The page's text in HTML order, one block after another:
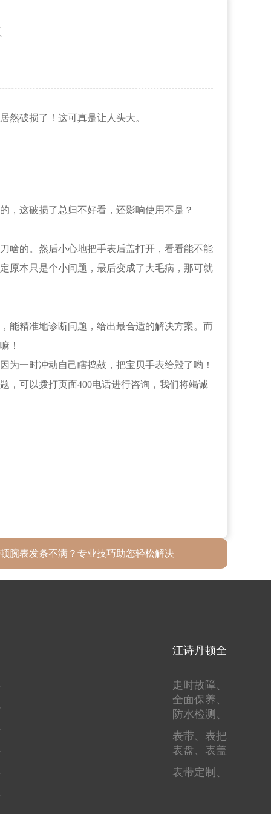
破损了！这可真是让人头大。
这破损了总归不好看，还影响使用不是？
的。然后小心地把手表后盖打开，看看能不能
原本只是个小问题，最后变成了大毛病，那可就
精准地诊断问题，给出最合适的解决方案。而
！
一时冲动自己瞎捣鼓，把宝贝手表给毁了哟！
，可以拨打页面400电话进行咨询，我们将竭诚
腕表发条不满？专业技巧助您轻松解决
江诗丹顿全面服务
走时故障、进水进
全面保养、抛光翻
防水检测、机芯检测
表带、 表把、
表盘、 表盖、
表带定制、镶钻刻字